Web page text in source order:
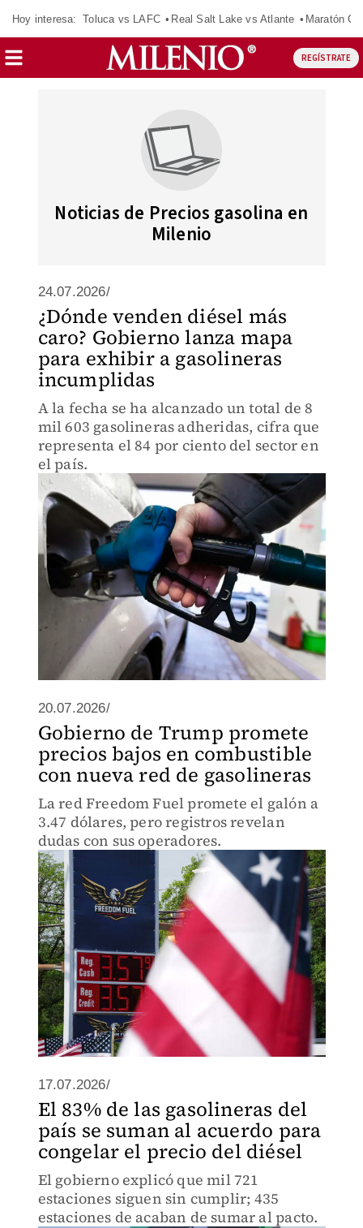
Hoy interesa: Toluca vs LAFC Real Salt Lake vs Atlante Maratón
REGÍSTRATE
Noticias de Precios gasolina en
Milenio
24.07.2026/
¿Dónde venden diésel más
caro? Gobierno lanza mapa
para exhibir a gasolineras
incumplidas
A la fecha se ha alcanzado un total de 8
mil 603 gasolineras adheridas, cifra que
representa el 84 por ciento del sector en
el país.
20.07.2026/
Gobierno de Trump promete
precios bajos en combustible
con nueva red de gasolineras
La red Freedom Fuel promete el galón a
3.47 dólares, pero registros revelan
dudas con sus operadores.
17.07.2026/
El 83% de las gasolineras del
país se suman al acuerdo para
congelar el precio del diésel
El gobierno explicó que mil 721
estaciones siguen sin cumplir; 435
estaciones de acaban de sumar al pacto.